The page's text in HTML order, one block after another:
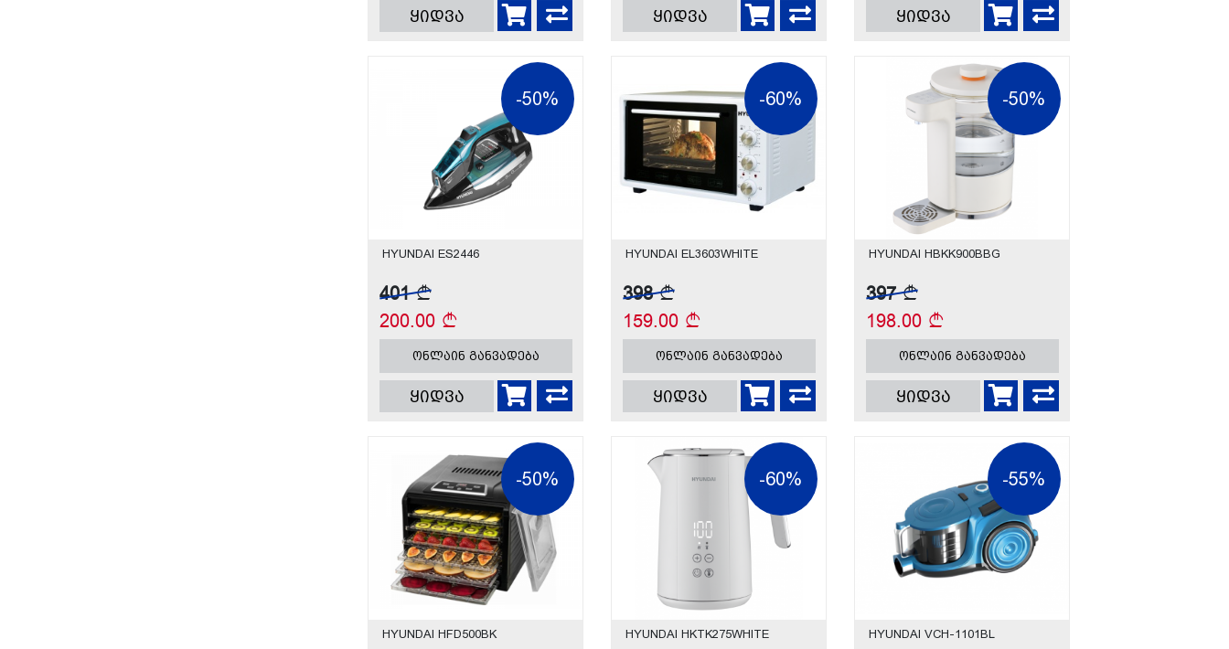
ყიდვა ყიდვა ყიდვა
-50%
HYUNDAI ES2446
401
200.00
ონლაინ განვადება
ყიდვა
-60%
HYUNDAI EL3603WHITE
398
159.00
ონლაინ განვადება
ყიდვა
-50%
HYUNDAI HBKK900BBG
397
198.00
ონლაინ განვადება
ყიდვა
-50%
HYUNDAI HFD500BK
-60%
HYUNDAI HKTK275WHITE
-55%
HYUNDAI VCH-1101BL